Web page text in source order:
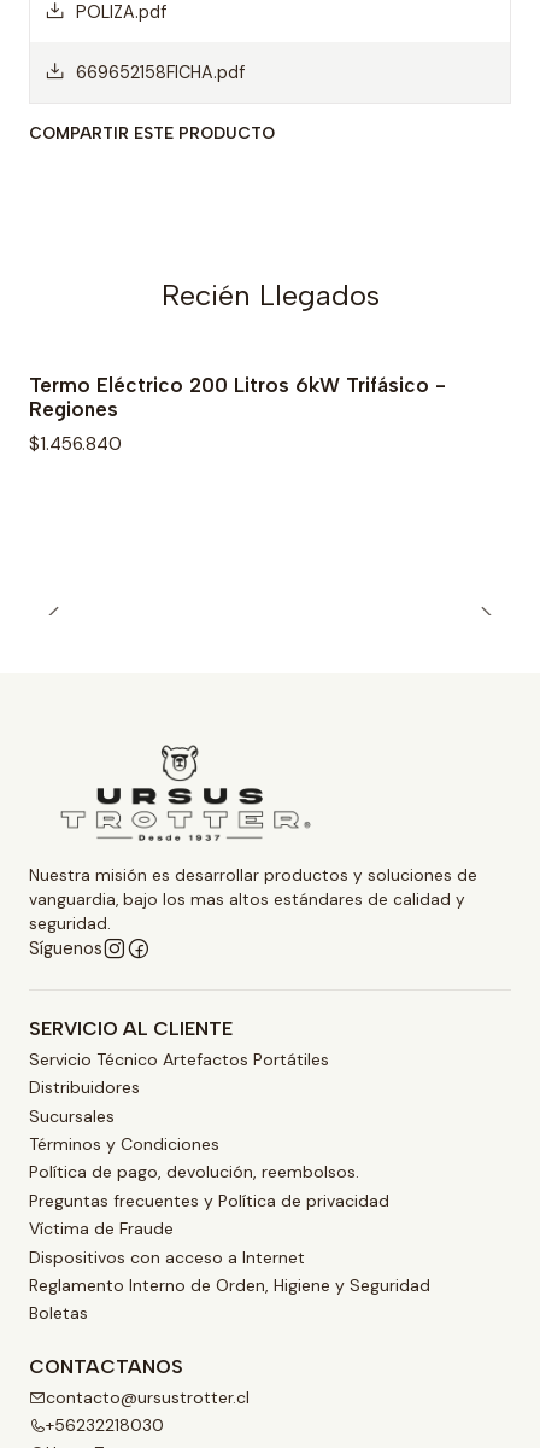
POLIZA.pdf
669652158FICHA.pdf
COMPARTIR ESTE PRODUCTO
Recién Llegados
Termo Eléctrico 200 Litros 6kW Trifásico -
Regiones
$1.456.840
Nuestra misión es desarrollar productos y soluciones de
vanguardia, bajo los mas altos estándares de calidad y
seguridad.
Síguenos
SERVICIO AL CLIENTE
Servicio Técnico Artefactos Portátiles
Distribuidores
Sucursales
Términos y Condiciones
Política de pago, devolución, reembolsos.
Preguntas frecuentes y Política de privacidad
Víctima de Fraude
Dispositivos con acceso a Internet
Reglamento Interno de Orden, Higiene y Seguridad
Boletas
CONTACTANOS
contacto@ursustrotter.cl
+56232218030